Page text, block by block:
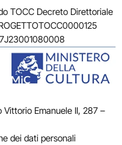
TOCC Decreto Direttoriale
Vittorio Emanuele II, 287 –
dei dati personali